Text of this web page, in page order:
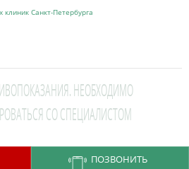
ПОЗВОНИТЬ
клиник Санкт-Петербурга
НЕОБХОДИМО
СО СПЕЦИАЛИСТОМ
and the Google
of Service
apply.